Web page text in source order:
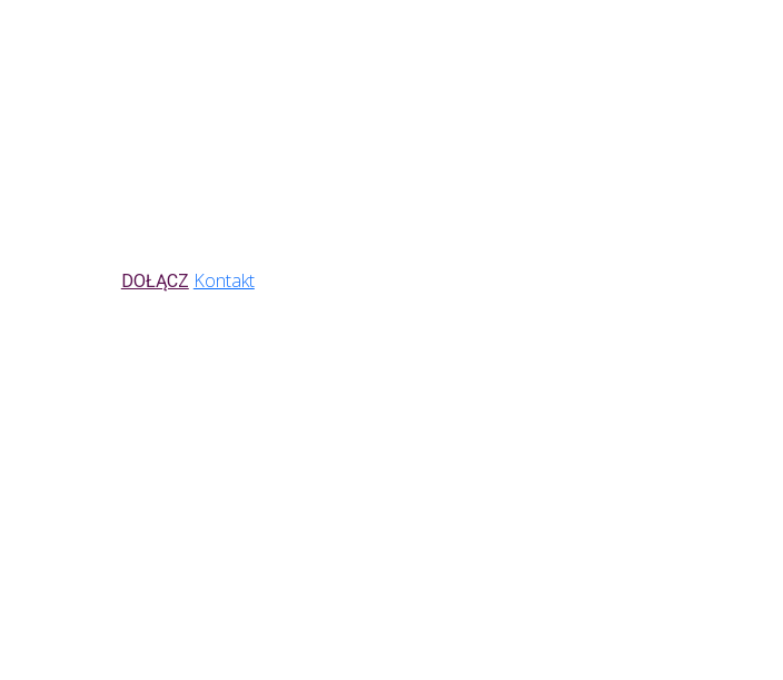
DOŁĄCZ Kontakt